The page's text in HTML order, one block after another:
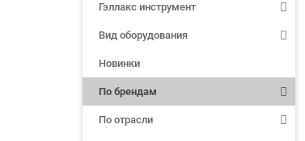
Гэллакс инструмент
Вид оборудования
Новинки
По брендам
По отрасли